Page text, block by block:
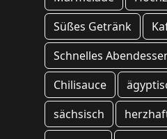
Süßes Getränk
Schnelles
Chilisauce
sächsisch